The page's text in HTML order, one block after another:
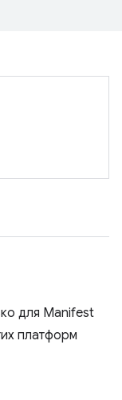
для Manifest
платформ